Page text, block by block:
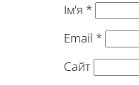
Ім'я *
Email *
Сайт